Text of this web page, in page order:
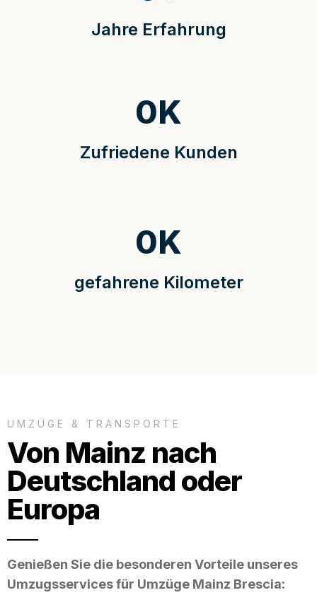
Jahre Erfahrung
Zufriedene Kunden
0K
gefahrene Kilometer
0K
UMZÜGE & TRANSPORTE
Von Mainz nach
Deutschland oder
Europa
Genießen Sie die besonderen Vorteile unseres
Umzugsservices für Umzüge Mainz Brescia: